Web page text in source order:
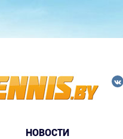
НОВОСТИ